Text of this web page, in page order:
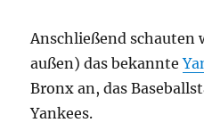
Anschließend schauten
außen) das bekannte
Bronx an, das
Yankees.